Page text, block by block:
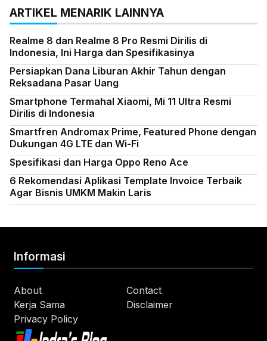
ARTIKEL MENARIK LAINNYA
Realme 8 dan Realme 8 Pro Resmi Dirilis di
Indonesia, Ini Harga dan Spesifikasinya
Persiapkan Dana Liburan Akhir Tahun dengan
Reksadana Pasar Uang
Smartphone Termahal Xiaomi, Mi 11 Ultra Resmi
Dirilis di Indonesia
Smartfren Andromax Prime, Featured Phone dengan
Dukungan 4G LTE dan Wi-Fi
Spesifikasi dan Harga Oppo Reno Ace
6 Rekomendasi Aplikasi Template Invoice Terbaik
Agar Bisnis UMKM Makin Laris
Informasi
About
Contact
Kerja Sama
Disclaimer
Privacy Policy